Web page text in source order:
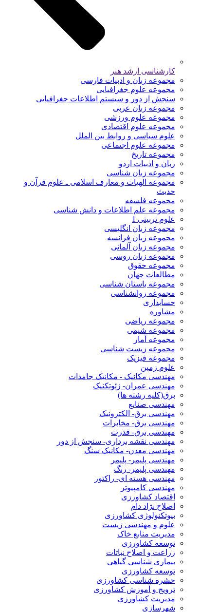
کارشناسی ارشد هنر
مجموعه زبان و ادبیات فارسی
مجموعه علوم جغرافیایی
سنجش از دور و سیستم اطلاعات جغرافیایی
مجموعه زبان عربی
مجموعه علوم ورزشی
مجموعه علوم اقتصادی
علوم سیاسی و روابط بین الملل
مجموعه علوم اجتماعی
مجموعه تاریخ
زبان و ادبیات اردو
مجموعه زبان شناسی
مجموعه الهیات و معارف اسلامی ـ علوم قرآن و
حدیث
مجموعه فلسفه
مجموعه علم اطلاعات و دانش شناسی
علوم تربیتی 1
مجموعه زبان انگلیسی
مجموعه زبان فرانسه
مجموعه زبان آلمانی
مجموعه زبان روسی
مجموعه حقوق
مطالعات جهان
مجموعه باستان شناسی
مجموعه روانشناسی
حسابداری
مشاوره
مجموعه ریاضی
مجموعه شیمی
مجموعه آمار
مجموعه زیست شناسی
مجموعه فیزیک
علوم زمین
مهندسی مکانیک - مکانیک جامدات
مهندسی عمران- ژئوتکنیک
برق(کلیه رشته ها)
مهندسی صنایع
مهندسی برق- الکترونیک
مهندسی برق- مخابرات
مهندسی برق- قدرت
مهندسی نقشه برداری- سنجش از دور
مهندسی معدن- مکانیک سنگ
مهندسی پلیمر- پلیمر
مهندسی پلیمر- رنگ
مهندسی هسته ای- راکتور
مهندسی کامپیوتر
اقتصاد کشاورزی
اصلاح نژاد دام
بیوتکنولوژی کشاورزی
علوم و مهندسی زیست
مدیریت منابع خاک
توسعه کشاورزی
زراعت و اصلاح نباتات
بیماری شناسی گیاهی
توسعه کشاورزی
حشره شناسی کشاورزی
ترویج و آموزش کشاورزی
مدیریت کشاورزی
شهرسازی